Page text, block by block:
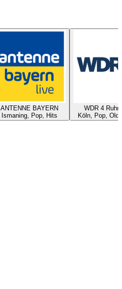
ANTENNE BAYERN
Ismaning, Pop, Hits
WDR 4
Köln, Pop,